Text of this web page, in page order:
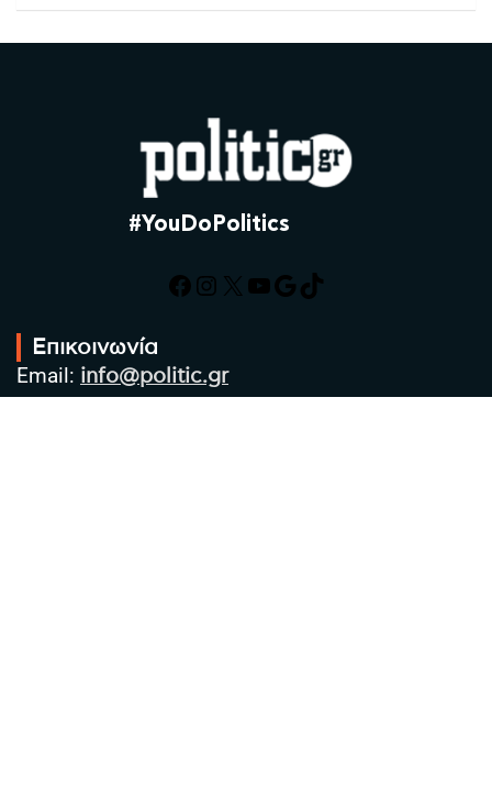
#YouDoPolitics
Facebook
Instagram
X YouTube
Google
TikTok
Επικοινωνία
Email: info@politic.gr
Τηλ: